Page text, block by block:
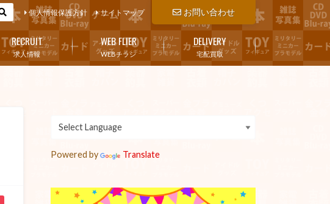
お問い合わせ
個人情報保護方針 サイトマップ
求人情報
RECRUIT
WEBチラシ
WEB FLIER
宅配買取
DELIVERY
Powered by Translate